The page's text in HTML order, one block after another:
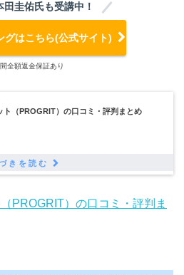
田圭佑氏も受講中！
グはこちら(公式サイト)
全額返金保証あり
ト（PROGRIT）の口コミ・評判まとめ
PROGRIT）の口コミ・評判ま